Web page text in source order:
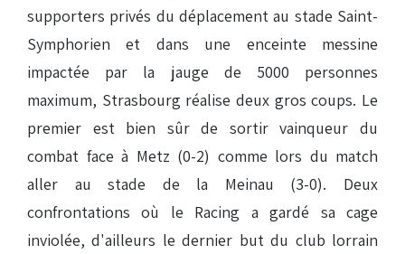
supporters privés du déplacement au stade Saint-
Symphorien et dans une enceinte messine
impactée par la jauge de 5000 personnes
maximum, Strasbourg réalise deux gros coups. Le
premier est bien sûr de sortir vainqueur du
combat face à Metz (0-2) comme lors du match
aller au stade de la Meinau (3-0). Deux
confrontations où le Racing a gardé sa cage
inviolée, d'ailleurs le dernier but du club lorrain